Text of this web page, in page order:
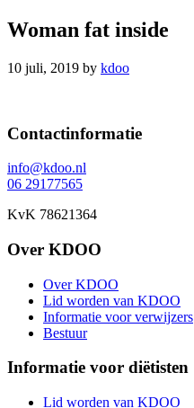
Woman fat inside
10 juli, 2019 by kdoo
Footer
Contactinformatie
info@kdoo.nl
06 29177565
KvK 78621364
Over KDOO
Over KDOO
Lid worden van KDOO
Informatie voor verwijzers
Bestuur
Informatie voor diëtisten
Lid worden van KDOO